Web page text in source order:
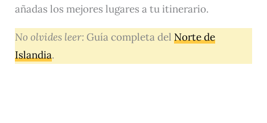
añadas los mejores lugares a tu itinerario.
No olvides leer: Guía completa del Norte de
Islandia.